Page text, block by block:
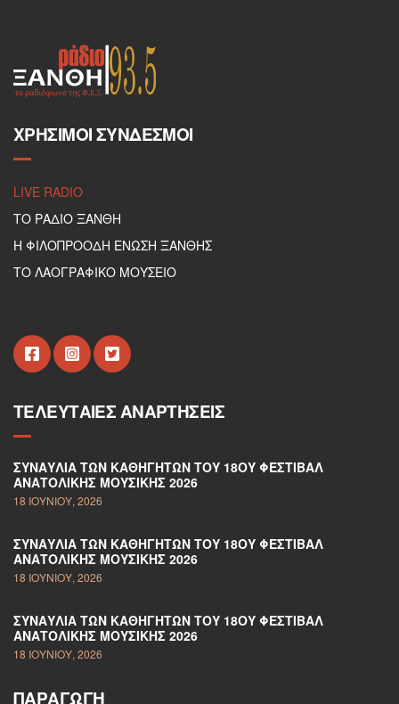
ΧΡΉΣΙΜΟΙ ΣΎΝΔΕΣΜΟΙ
LIVE RADIO
ΤΟ ΡΑΔΙΟ ΞΑΝΘΗ
Η ΦΙΛΟΠΡΟΟΔΗ ΕΝΩΣΗ ΞΑΝΘΗΣ
ΤΟ ΛΑΟΓΡΑΦΙΚΟ ΜΟΥΣΕΙΟ
ΤΕΛΕΥΤΑΊΕΣ ΑΝΑΡΤΉΣΕΙΣ
ΣΥΝΑΥΛΊΑ ΤΩΝ ΚΑΘΗΓΗΤΏΝ ΤΟΥ 18ΟΥ ΦΕΣΤΙΒΆΛ
ΑΝΑΤΟΛΙΚΉΣ ΜΟΥΣΙΚΉΣ 2026
18 ΙΟΥΝΊΟΥ, 2026
ΣΥΝΑΥΛΊΑ ΤΩΝ ΚΑΘΗΓΗΤΏΝ ΤΟΥ 18ΟΥ ΦΕΣΤΙΒΆΛ
ΑΝΑΤΟΛΙΚΉΣ ΜΟΥΣΙΚΉΣ 2026
18 ΙΟΥΝΊΟΥ, 2026
ΣΥΝΑΥΛΊΑ ΤΩΝ ΚΑΘΗΓΗΤΏΝ ΤΟΥ 18ΟΥ ΦΕΣΤΙΒΆΛ
ΑΝΑΤΟΛΙΚΉΣ ΜΟΥΣΙΚΉΣ 2026
18 ΙΟΥΝΊΟΥ, 2026
ΠΑΡΑΓΩΓΉ